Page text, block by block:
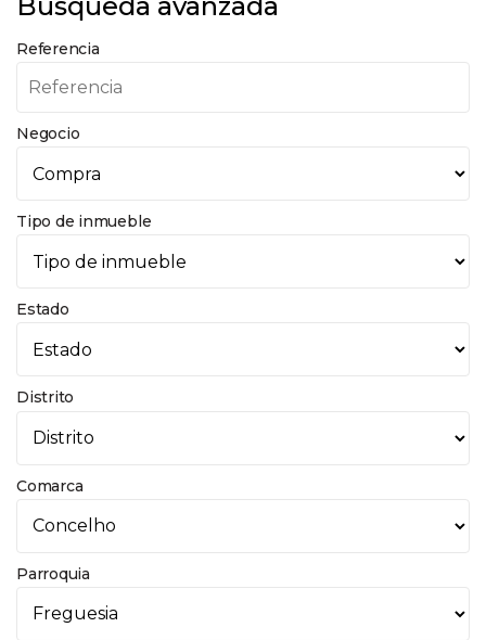
Referencia
Negocio
Tipo de inmueble
Estado
Distrito
Comarca
Parroquia